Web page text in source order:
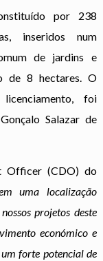
por 238
inseridos num
de jardins e
de 8 hectares. O
foi
Salazar de
Officer (CDO) do
uma localização
projetos deste
económico e
forte potencial de